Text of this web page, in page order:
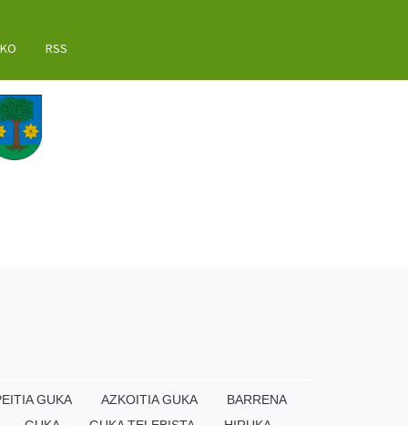
RSS
GUKA AZKOITIA GUKA
BARRENA